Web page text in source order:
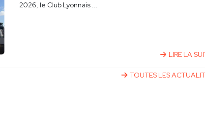
Construction CLIC organisait ce jeudi 08 janvier 2026
LIRE
TOUTES LES